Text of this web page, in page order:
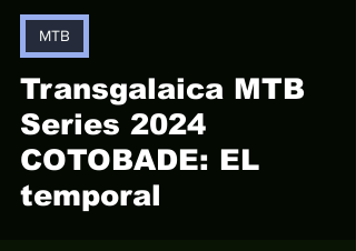
Transgalaica MTB
Series 2024
COTOBADE: EL
temporal
MTB